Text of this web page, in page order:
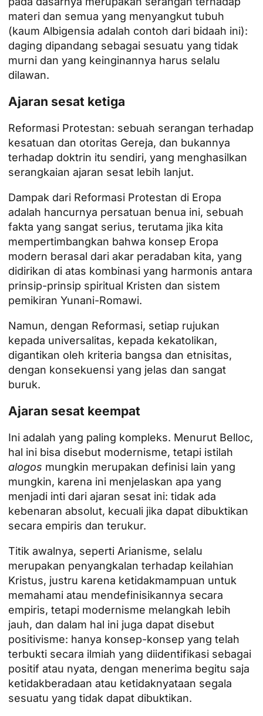
materi dan semua yang menyangkut tubuh
(kaum Albigensia adalah contoh dari bidaah ini):
daging dipandang sebagai sesuatu yang tidak
murni dan yang keinginannya harus selalu
dilawan.
Ajaran sesat ketiga
Reformasi Protestan: sebuah serangan terhadap
kesatuan dan otoritas Gereja, dan bukannya
terhadap doktrin itu sendiri, yang menghasilkan
serangkaian ajaran sesat lebih lanjut.
Dampak dari Reformasi Protestan di Eropa
adalah hancurnya persatuan benua ini, sebuah
fakta yang sangat serius, terutama jika kita
mempertimbangkan bahwa konsep Eropa
modern berasal dari akar peradaban kita, yang
didirikan di atas kombinasi yang harmonis antara
prinsip-prinsip spiritual Kristen dan sistem
pemikiran Yunani-Romawi.
Namun, dengan Reformasi, setiap rujukan
kepada universalitas, kepada kekatolikan,
digantikan oleh kriteria bangsa dan etnisitas,
dengan konsekuensi yang jelas dan sangat
buruk.
Ajaran sesat keempat
Ini adalah yang paling kompleks. Menurut Belloc,
hal ini bisa disebut modernisme, tetapi istilah
alogos mungkin merupakan definisi lain yang
mungkin, karena ini menjelaskan apa yang
menjadi inti dari ajaran sesat ini: tidak ada
kebenaran absolut, kecuali jika dapat dibuktikan
secara empiris dan terukur.
Titik awalnya, seperti Arianisme, selalu
merupakan penyangkalan terhadap keilahian
Kristus, justru karena ketidakmampuan untuk
memahami atau mendefinisikannya secara
empiris, tetapi modernisme melangkah lebih
jauh, dan dalam hal ini juga dapat disebut
positivisme: hanya konsep-konsep yang telah
terbukti secara ilmiah yang diidentifikasi sebagai
positif atau nyata, dengan menerima begitu saja
ketidakberadaan atau ketidaknyataan segala
sesuatu yang tidak dapat dibuktikan.